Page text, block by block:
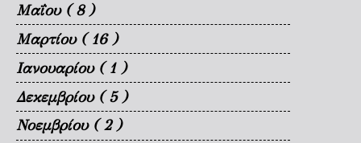
Μαΐου ( 8 )
Μαρτίου ( 16 )
Ιανουαρίου ( 1 )
Δεκεμβρίου ( 5 )
Νοεμβρίου ( 2 )